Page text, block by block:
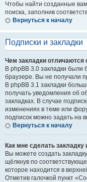
Чтобы найти созданные
поиска, заполнив
Вернуться к началу
Подписки и закладки
Чем закладки отличаются
В phpBB 3.0 закладки были
браузере. Вы не получали
В phpBB 3.1 закладки
получать уведомления об
закладках. В случае
изменениях в теме или
подписок можно задать на
Вернуться к началу
Как мне сделать
Вы можете создать
щёлкнув по
которое находится в
Отметив галочкой пункт